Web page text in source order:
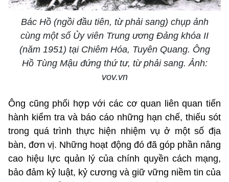
Bác Hồ (ngồi đầu tiên, từ phải sang) chụp ảnh
cùng một số Ủy viên Trung ương Đảng khóa II
(năm 1951) tại Chiêm Hóa, Tuyên Quang. Ông
Hồ Tùng Mậu đứng thứ tư, từ phải sang. Ảnh:
vov.vn
Ông cũng phối hợp với các cơ quan liên quan tiến
hành kiểm tra và báo cáo những hạn chế, thiếu sót
trong quá trình thực hiện nhiệm vụ ở một số địa
bàn, đơn vị. Những hoạt động đó đã góp phần nâng
cao hiệu lực quản lý của chính quyền cách mạng,
bảo đảm kỷ luật, kỷ cương và giữ vững niềm tin của